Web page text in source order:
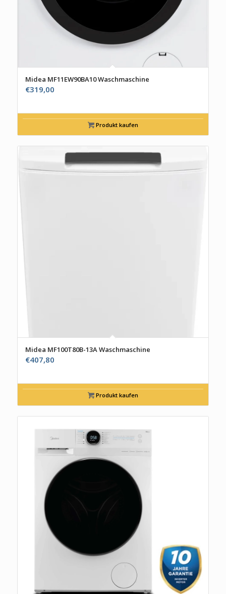
Midea MF11EW90BA10 Waschmaschine
€319,00
Produkt kaufen
Midea MF100T80B-13A Waschmaschine
€407,80
Produkt kaufen